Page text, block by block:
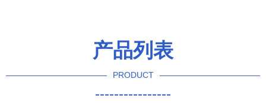
产品列表
PRODUCT
----------------